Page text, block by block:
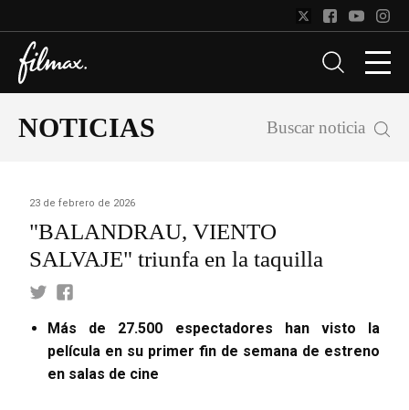
NOTICIAS Buscar noticia
23 de febrero de 2026
"BALANDRAU, VIENTO
SALVAJE" triunfa en la taquilla
Más de 27.500 espectadores han visto la
película en su primer fin de semana de estreno
en salas de cine